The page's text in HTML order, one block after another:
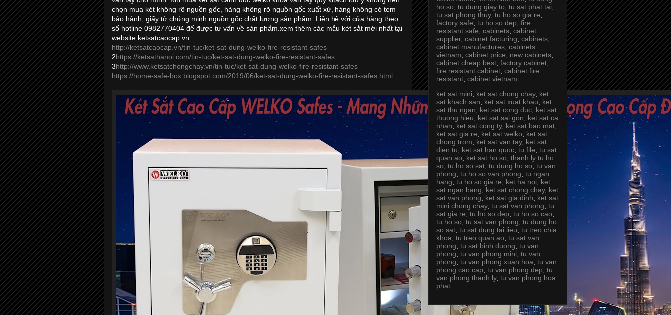
chọn mua két không rõ nguồn gốc, hàng không rõ nguồn gốc xuất xứ, hàng không có tem
bảo hành, giấy tờ chứng minh nguồn gốc chất lượng sản phẩm. Liên hệ với cửa hàng theo
số hotline 0982770404 để được tư vấn về sản phẩm.xem thêm các mẫu két sắt mới nhất tại
website ketsatcaocap.vn
http://ketsatcaocap.vn/tin-tuc/ket-sat-dung-welko-fire-resistant-safes
2https://ketsathanoi.com/tin-tuc/ket-sat-dung-welko-fire-resistant-safes
3http://www.ketsatchongchay.vn/tin-tuc/ket-sat-dung-welko-fire-resistant-safes
https://home-safe-box.blogspot.com/2019/06/ket-sat-dung-welko-fire-resistant-safes.html
ho so tu dung giay to tu sat phat tai
tu sat phong thuy, tu ho so gia re
factory safe tu ho so dep fire
resistant safe cabinets cabinet
supplier, cabinet facturing cabinets
cabinet manufactures cabinets
vietnam cabinet price new cabinets
cabinet cheap best factory cabinet
fire resistant cabinet cabinet fire
resistant cabinet vietnam
ket sat mini
ket sat chong chay, ket
sat khach san
ket sat xuat khau
ket
sat thu ngan
ket sat cong duc ket sat
thuong hieu
ket sat sai gon
ket sat ca
nhan
ket sat cong ty, ket sat bao mat
ket sat gia re
ket sat welko
ket sat
chong trom
ket sat van tay, ket sat
dien tu
ket sat han quoc tu file tu sat
quan ao
ket sat ho so thanh ly tu ho
so tu ho so sat tu dung ho so tu van
phong tu ho so van phong tu ngan
hang tu ho so gia re ket ha noi
ket
sat ngan hang
ket sat chong chay, ket
sat van phong
ket sat gia dinh
ket sat
mini chong chay, tu sat van phong tu
sat gia re tu ho so dep tu ho so cao
tu ho so tu sat van phong tu dung ho
so sat tu sat dung tai lieu tu treo chia
khoa tu treo quan ao tu sat van
phong tu sat binh duong tu van
phong tu van phong mini tu van
phong tu van phong xuan hoa tu van
phong cao cap tu van phong dep tu
van phong thanh ly, tu van phong hoa
phat